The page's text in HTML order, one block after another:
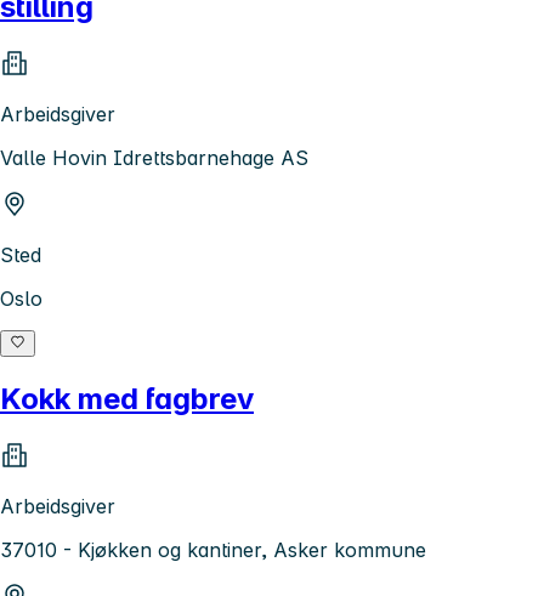
Arbeidsgiver
Valle Hovin Idrettsbarnehage AS
Sted
Oslo
Kokk med fagbrev
Arbeidsgiver
37010 - Kjøkken og kantiner, Asker kommune